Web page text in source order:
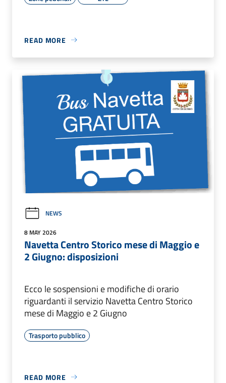
READ MORE
NEWS
8 MAY 2026
Navetta Centro Storico mese di Maggio e
2 Giugno: disposizioni
Ecco le sospensioni e modifiche di orario
riguardanti il servizio Navetta Centro Storico
mese di Maggio e 2 Giugno
Trasporto pubblico
READ MORE